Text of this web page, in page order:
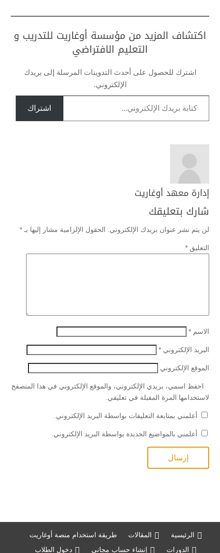
اكتشاف المزيد من مؤسسة أوغاريت للتدريب و
التعليم الافتراضي
اشترك للحصول على أحدث التدوينات المرسلة إلى بريدك
الإلكتروني.
كتابة بريدك الإلكتروني...
اشتراك
إدارة معهد أوغاريت
شارك بتعليقك
لن يتم نشر عنوان بريدك الإلكتروني. الحقول الإلزامية مشار إليها بـ *
التعليق *
الاسم *
البريد الإلكتروني *
الموقع الإلكتروني
احفظ اسمي، بريدي الإلكتروني، والموقع الإلكتروني في هذا المتصفح
لاستخدامها المرة المقبلة في تعليقي.
أعلمني بمتابعة التعليقات بواسطة البريد الإلكتروني.
أعلمني بالمواضيع الجديدة بواسطة البريد الإلكتروني.
الرئيسية المقالات
طريقة استخدام منصة أوغاريت
الدورات
إنشاء حساب مجاني دخول الطلاب